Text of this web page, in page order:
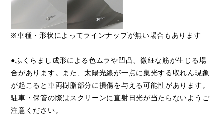
※車種・形状によってラインナップが無い場合もあります
●ふくらまし成形による色ムラや凹凸、微細な筋が生じる場
合があります。また、太陽光線が一点に集光する収れん現象
が起こると車両樹脂部分に損傷を与える可能性があります。
駐車・保管の際はスクリーンに直射日光が当たらないようご
注意ください。